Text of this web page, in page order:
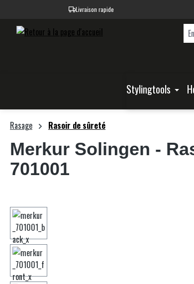
Passer à la navigation principale
Livraison rapide
Stylingtools
Rasage Rasoir de sûreté
Merkur Solingen -
701001
Ignorer la galerie d'images